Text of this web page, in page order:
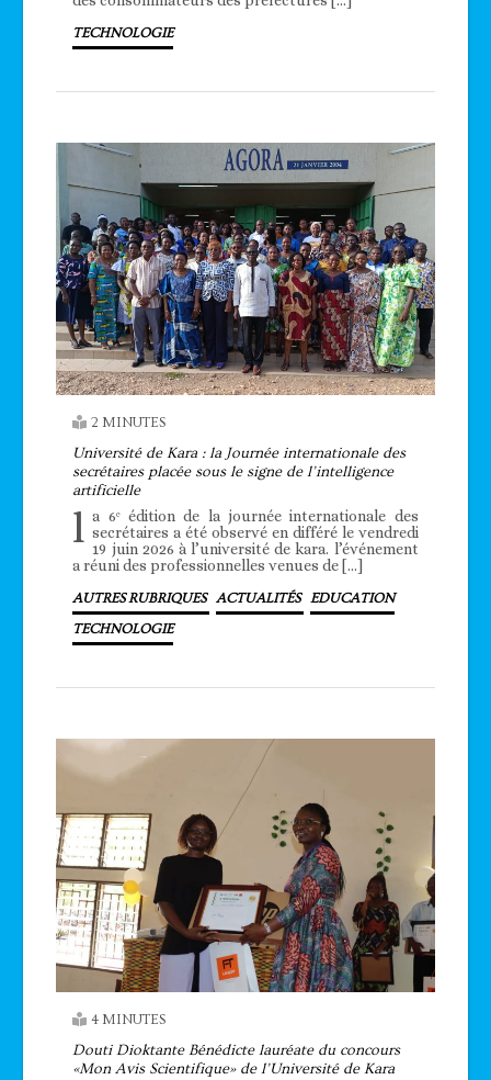
TECHNOLOGIE
2 MINUTES
Université de Kara : la Journée internationale des
secrétaires placée sous le signe de l’intelligence
artificielle
l a 6ᵉ édition de la journée internationale des
secrétaires a été observé en différé le vendredi
19 juin 2026 à l’université de kara. l’événement
a réuni des professionnelles venues de […]
AUTRES RUBRIQUES ACTUALITÉS EDUCATION
TECHNOLOGIE
4 MINUTES
Douti Dioktante Bénédicte lauréate du concours
«Mon Avis Scientifique» de l’Université de Kara